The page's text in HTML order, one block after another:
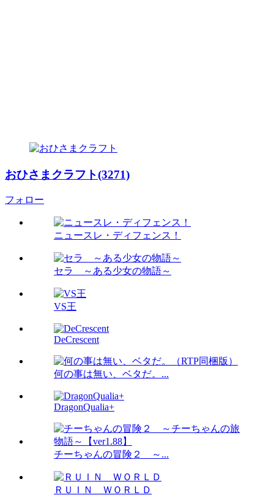
おひさまクラフト(3271)
フォロー
ニュースレ・ディフェンス！
セラ ～ある少女の物語～
VS王
DeCrescent
何の事は無い、ベタだ。...
DragonQualia+
チーちゃんの冒険２ ～...
ＲＵＩＮ ＷＯＲＬＤ